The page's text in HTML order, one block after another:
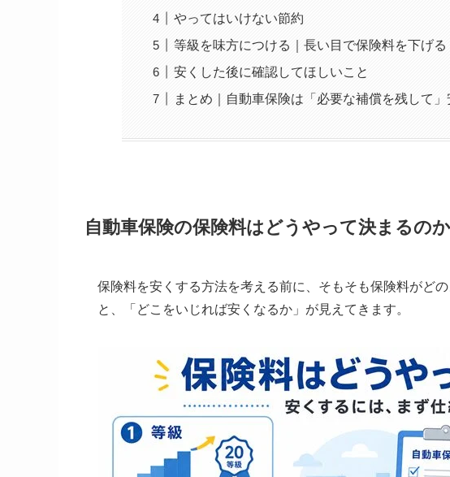
やってはいけない節約
等級を味方につける｜長い目で保険料を下げる
安くした後に確認してほしいこと
まとめ｜自動車保険は「必要な補償を残して」
自動車保険の保険料はどうやって決まるのか
保険料を安くする方法を考える前に、そもそも保険料がど
と、「どこをいじれば安くなるか」が見えてきます。